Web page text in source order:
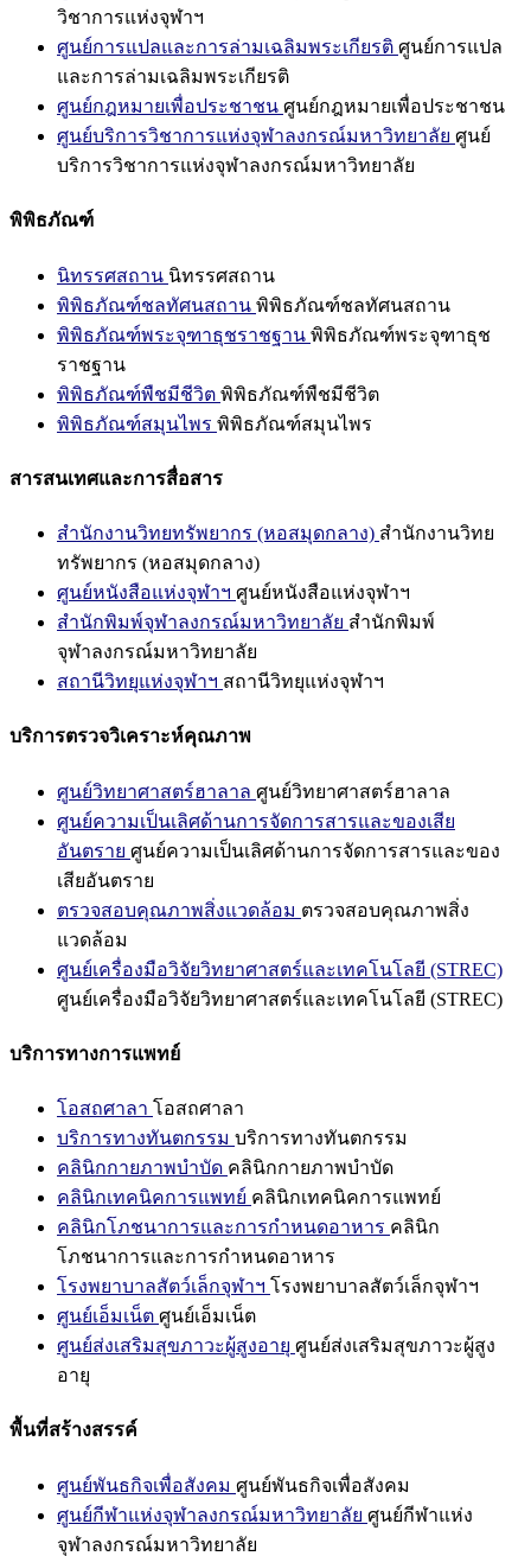
วิชาการแห่งจุฬาฯ
ศูนย์การแปลและการล่ามเฉลิมพระเกียรติ ศูนย์การแปล
และการล่ามเฉลิมพระเกียรติ
ศูนย์กฎหมายเพื่อประชาชน ศูนย์กฎหมายเพื่อประชาชน
ศูนย์บริการวิชาการแห่งจุฬาลงกรณ์มหาวิทยาลัย ศูนย์
บริการวิชาการแห่งจุฬาลงกรณ์มหาวิทยาลัย
พิพิธภัณฑ์
นิทรรศสถาน นิทรรศสถาน
พิพิธภัณฑ์ชลทัศนสถาน พิพิธภัณฑ์ชลทัศนสถาน
พิพิธภัณฑ์พระจุฑาธุชราชฐาน พิพิธภัณฑ์พระจุฑาธุช
ราชฐาน
พิพิธภัณฑ์พืชมีชีวิต พิพิธภัณฑ์พืชมีชีวิต
พิพิธภัณฑ์สมุนไพร พิพิธภัณฑ์สมุนไพร
สารสนเทศและการสื่อสาร
สำนักงานวิทยทรัพยากร (หอสมุดกลาง) สำนักงานวิทย
ทรัพยากร (หอสมุดกลาง)
ศูนย์หนังสือแห่งจุฬาฯ ศูนย์หนังสือแห่งจุฬาฯ
สำนักพิมพ์จุฬาลงกรณ์มหาวิทยาลัย สำนักพิมพ์
จุฬาลงกรณ์มหาวิทยาลัย
สถานีวิทยุแห่งจุฬาฯ สถานีวิทยุแห่งจุฬาฯ
บริการตรวจวิเคราะห์คุณภาพ
ศูนย์วิทยาศาสตร์ฮาลาล ศูนย์วิทยาศาสตร์ฮาลาล
ศูนย์ความเป็นเลิศด้านการจัดการสารและของเสีย
อันตราย ศูนย์ความเป็นเลิศด้านการจัดการสารและของ
เสียอันตราย
ตรวจสอบคุณภาพสิ่งแวดล้อม ตรวจสอบคุณภาพสิ่ง
แวดล้อม
ศูนย์เครื่องมือวิจัยวิทยาศาสตร์และเทคโนโลยี (STREC)
ศูนย์เครื่องมือวิจัยวิทยาศาสตร์และเทคโนโลยี (STREC)
บริการทางการแพทย์
โอสถศาลา โอสถศาลา
บริการทางทันตกรรม บริการทางทันตกรรม
คลินิกกายภาพบำบัด คลินิกกายภาพบำบัด
คลินิกเทคนิคการแพทย์ คลินิกเทคนิคการแพทย์
คลินิกโภชนาการและการกำหนดอาหาร คลินิก
โภชนาการและการกำหนดอาหาร
โรงพยาบาลสัตว์เล็กจุฬาฯ โรงพยาบาลสัตว์เล็กจุฬาฯ
ศูนย์เอ็มเน็ต ศูนย์เอ็มเน็ต
ศูนย์ส่งเสริมสุขภาวะผู้สูงอายุ ศูนย์ส่งเสริมสุขภาวะผู้สูง
อายุ
พื้นที่สร้างสรรค์
ศูนย์พันธกิจเพื่อสังคม ศูนย์พันธกิจเพื่อสังคม
ศูนย์กีฬาแห่งจุฬาลงกรณ์มหาวิทยาลัย ศูนย์กีฬาแห่ง
จุฬาลงกรณ์มหาวิทยาลัย